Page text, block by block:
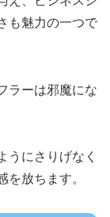
も魅力の一つで
ラーは邪魔にな
うにさりげなく
放ちます。